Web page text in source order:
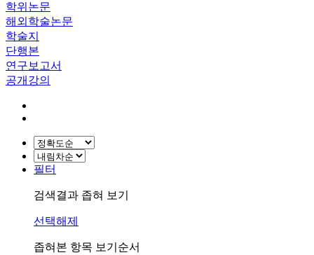
학위논문
해외학술논문
학술지
단행본
연구보고서
공개강의
필터
검색결과 좁혀 보기
선택해제
좁혀본 항목 보기순서